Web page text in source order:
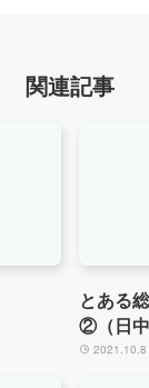
関連記事
とある
②（日中
2021.10.8